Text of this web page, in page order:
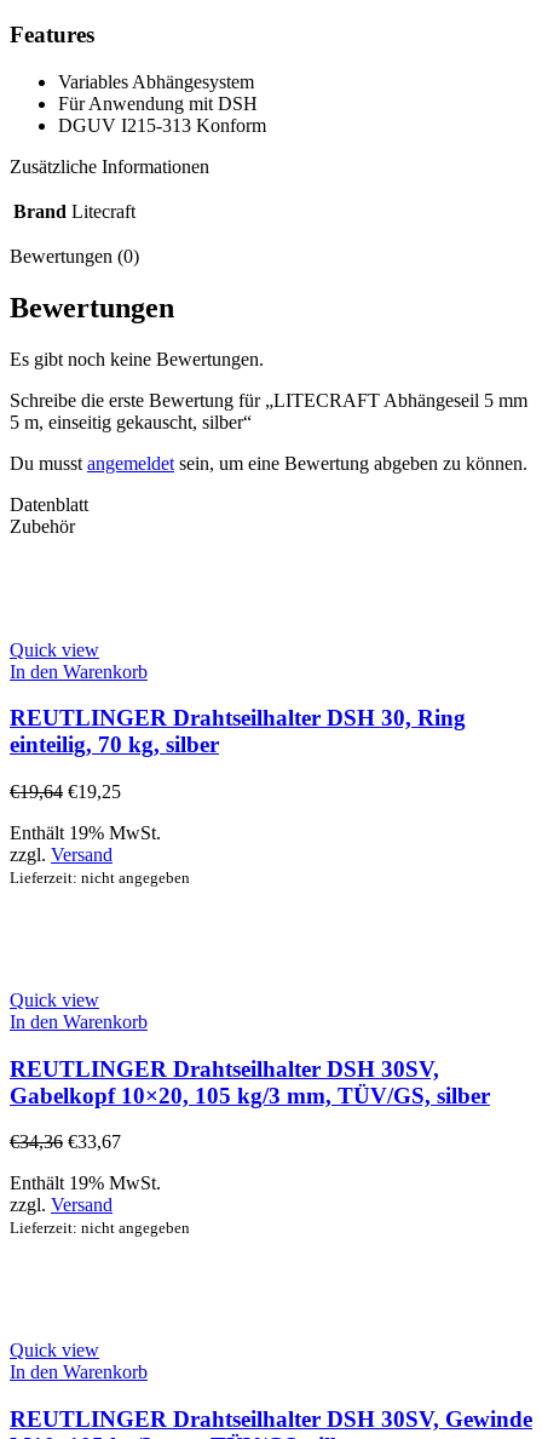
Features
Variables Abhängesystem
Für Anwendung mit DSH
DGUV I215-313 Konform
Zusätzliche Informationen
Brand Litecraft
Bewertungen (0)
Bewertungen
Es gibt noch keine Bewertungen.
Schreibe die erste Bewertung für „LITECRAFT Abhängeseil 5 mm
5 m, einseitig gekauscht, silber“
Du musst angemeldet sein, um eine Bewertung abgeben zu können.
Datenblatt
Zubehör
Quick view
In den Warenkorb
REUTLINGER Drahtseilhalter DSH 30, Ring
einteilig, 70 kg, silber
€19,64 €19,25
Enthält 19% MwSt.
zzgl. Versand
Lieferzeit: nicht angegeben
Quick view
In den Warenkorb
REUTLINGER Drahtseilhalter DSH 30SV,
Gabelkopf 10×20, 105 kg/3 mm, TÜV/GS, silber
€34,36 €33,67
Enthält 19% MwSt.
zzgl. Versand
Lieferzeit: nicht angegeben
Quick view
In den Warenkorb
REUTLINGER Drahtseilhalter DSH 30SV, Gewinde